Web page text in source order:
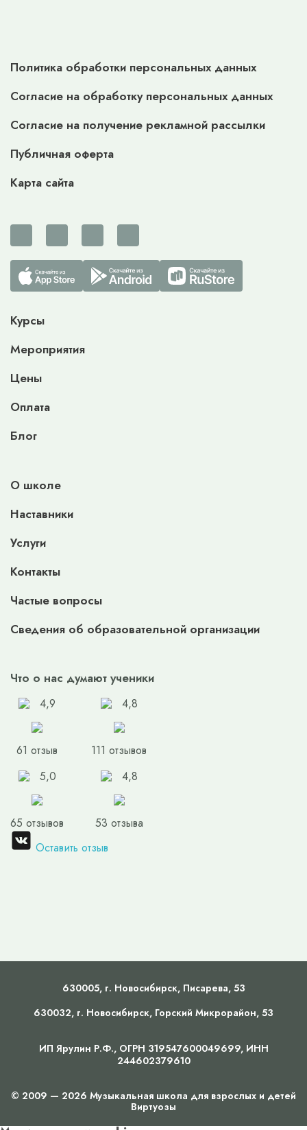
Политика обработки персональных данных
Согласие на обработку персональных данных
Согласие на получение рекламной рассылки
Публичная оферта
Карта сайта
Курсы
Мероприятия
Цены
Оплата
Блог
О школе
Наставники
Услуги
Контакты
Частые вопросы
Сведения об образовательной организации
Что о нас думают ученики
4,9
61 отзыв
4,8
111 отзывов
5,0
65 отзывов
4,8
53 отзыва
Оставить отзыв
630005, г. Новосибирск, Писарева, 53
630032, г. Новосибирск, Горский Микрорайон, 53
ИП Ярулин Р.Ф., ОГРН 319547600049699, ИНН
244602379610
© 2009 — 2026 Музыкальная школа для взрослых и детей
Виртуозы